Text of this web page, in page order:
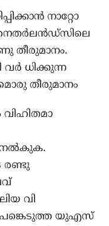
നാറ്റോ
നെതർലൻഡ്‌സിലെ
തീരുമാനം.
വർ ധിക്കുന്ന
തീരുമാനം
നൽകുക.
രണ്ടു
വി
പങ്കെടുത്ത യുഎസ്